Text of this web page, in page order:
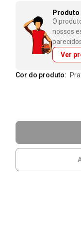
Produto
O
nossos
Ver
Cor do produto: